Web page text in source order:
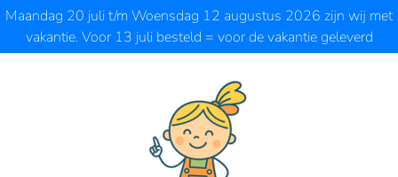
Ga naar de hoofdinhoud
Maandag 20 juli t/m Woensdag 12 augustus 2026 zijn wij met
vakantie. Voor 13 juli besteld = voor de vakantie geleverd